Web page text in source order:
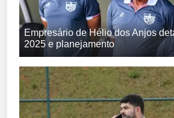
Empresário de Hélio dos Anjos
2025 e planejamento